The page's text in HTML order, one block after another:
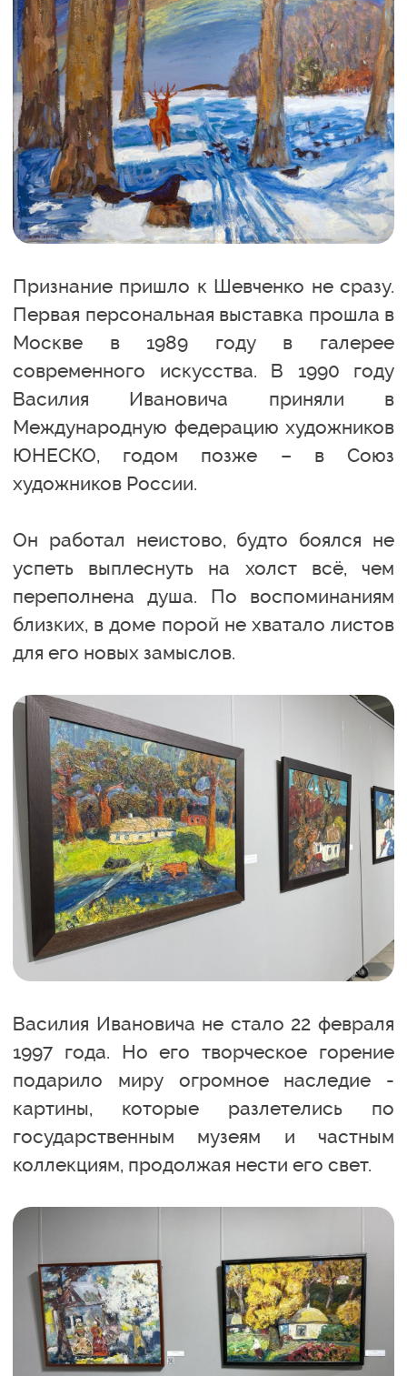
Признание пришло к Шевченко не сразу.
Первая персональная выставка прошла в
Москве в 1989 году в галерее
современного искусства. В 1990 году
Василия Ивановича приняли в
Международную федерацию художников
ЮНЕСКО, годом позже – в Союз
художников России.
Он работал неистово, будто боялся не
успеть выплеснуть на холст всё, чем
переполнена душа. По воспоминаниям
близких, в доме порой не хватало листов
для его новых замыслов.
Василия Ивановича не стало 22 февраля
1997 года. Но его творческое горение
подарило миру огромное наследие -
картины, которые разлетелись по
государственным музеям и частным
коллекциям, продолжая нести его свет.